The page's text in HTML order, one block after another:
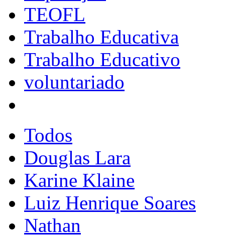
TEOFL
Trabalho Educativa
Trabalho Educativo
voluntariado
Todos
Douglas Lara
Karine Klaine
Luiz Henrique Soares
Nathan